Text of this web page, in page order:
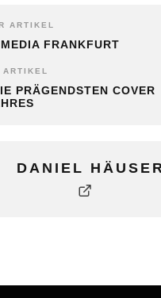
ARTIKEL
FRANKFURT
PRÄGENDSTEN COVER
DANIEL